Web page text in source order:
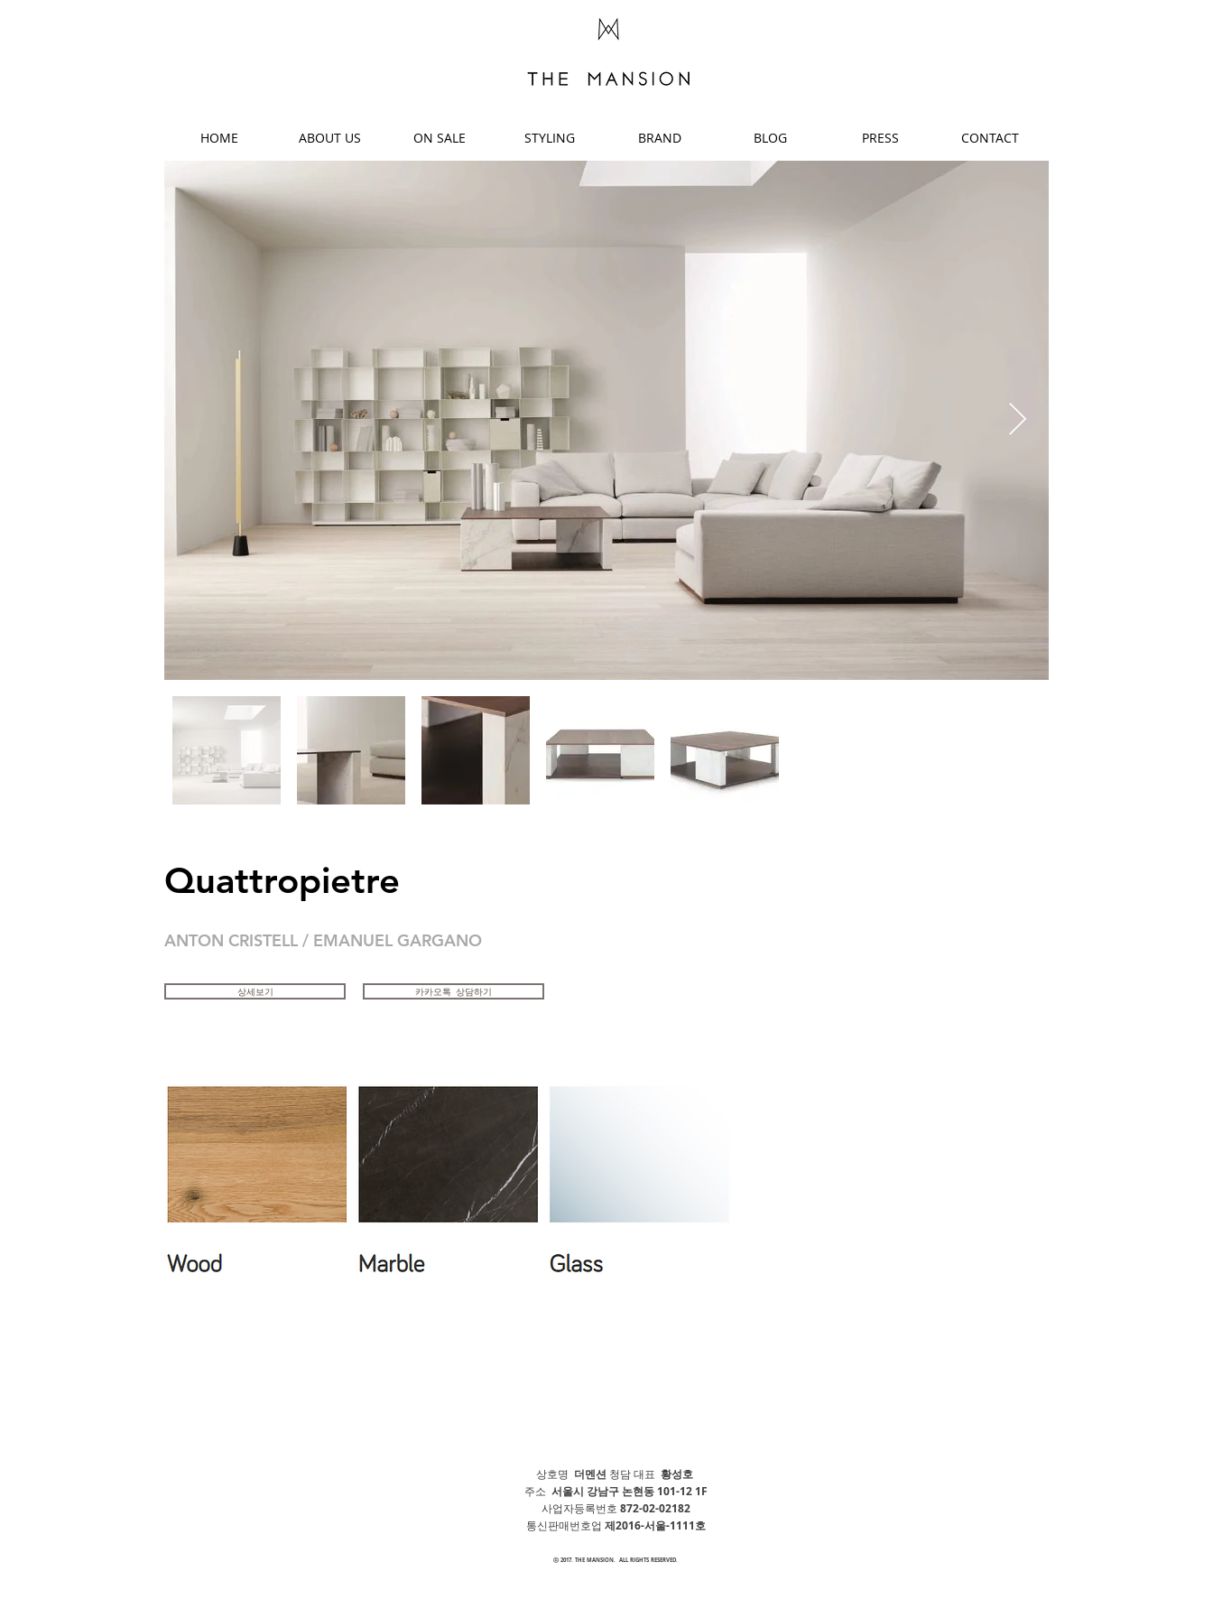
HOME ABOUT US ON SALE STYLING BRAND BLOG PRESS CONTACT
Quattropietre
ANTON CRISTELL / EMANUEL GARGANO
상세보기 카카오톡 상담하기
상호명 더멘션 청담 대표 황성호
주소 서울시 강남구 논현동 101-12 1F
사업자등록번호 872-02-02182
통신판매번호업 제2016-서울-1111호
ⓒ 2017. THE MANSION. ALL RIGHTS RESERVED.